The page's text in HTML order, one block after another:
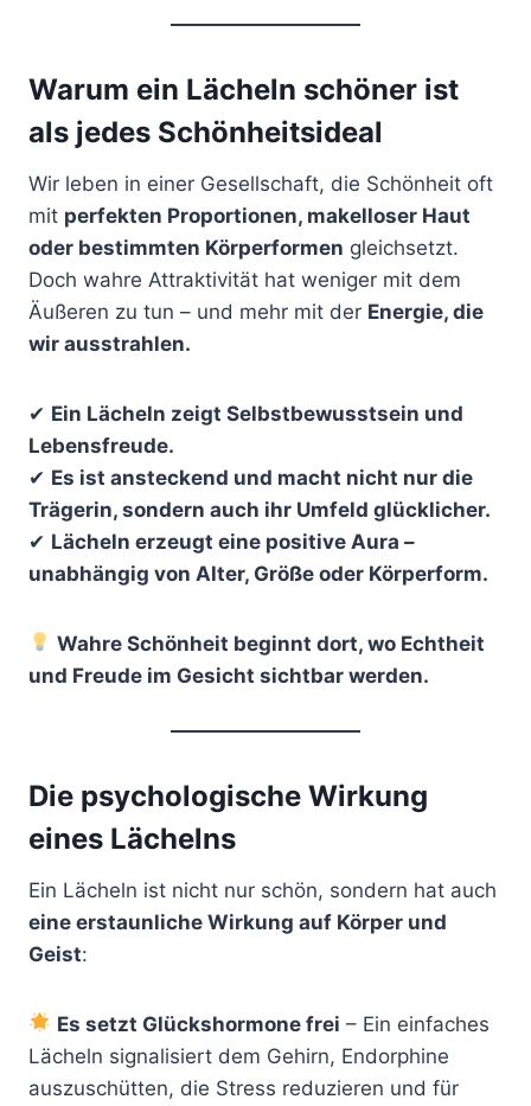
Warum ein Lächeln schöner ist
als jedes Schönheitsideal
Wir leben in einer Gesellschaft, die Schönheit oft
mit perfekten Proportionen, makelloser Haut
oder bestimmten Körperformen gleichsetzt.
Doch wahre Attraktivität hat weniger mit dem
Äußeren zu tun – und mehr mit der Energie, die
wir ausstrahlen.
✔ Ein Lächeln zeigt Selbstbewusstsein und
Lebensfreude.
✔ Es ist ansteckend und macht nicht nur die
Trägerin, sondern auch ihr Umfeld glücklicher.
✔ Lächeln erzeugt eine positive Aura –
unabhängig von Alter, Größe oder Körperform.
Wahre Schönheit beginnt dort, wo Echtheit
und Freude im Gesicht sichtbar werden.
Die psychologische Wirkung
eines Lächelns
Ein Lächeln ist nicht nur schön, sondern hat auch
eine erstaunliche Wirkung auf Körper und
Geist:
Es setzt Glückshormone frei – Ein einfaches
Lächeln signalisiert dem Gehirn, Endorphine
auszuschütten, die Stress reduzieren und für